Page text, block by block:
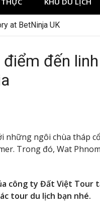
at BetNinja UK
đến
những ngôi chùa tháp
Trong đó, Wat
công ty Đất Việt Tour
tour du lịch bạn nhé.